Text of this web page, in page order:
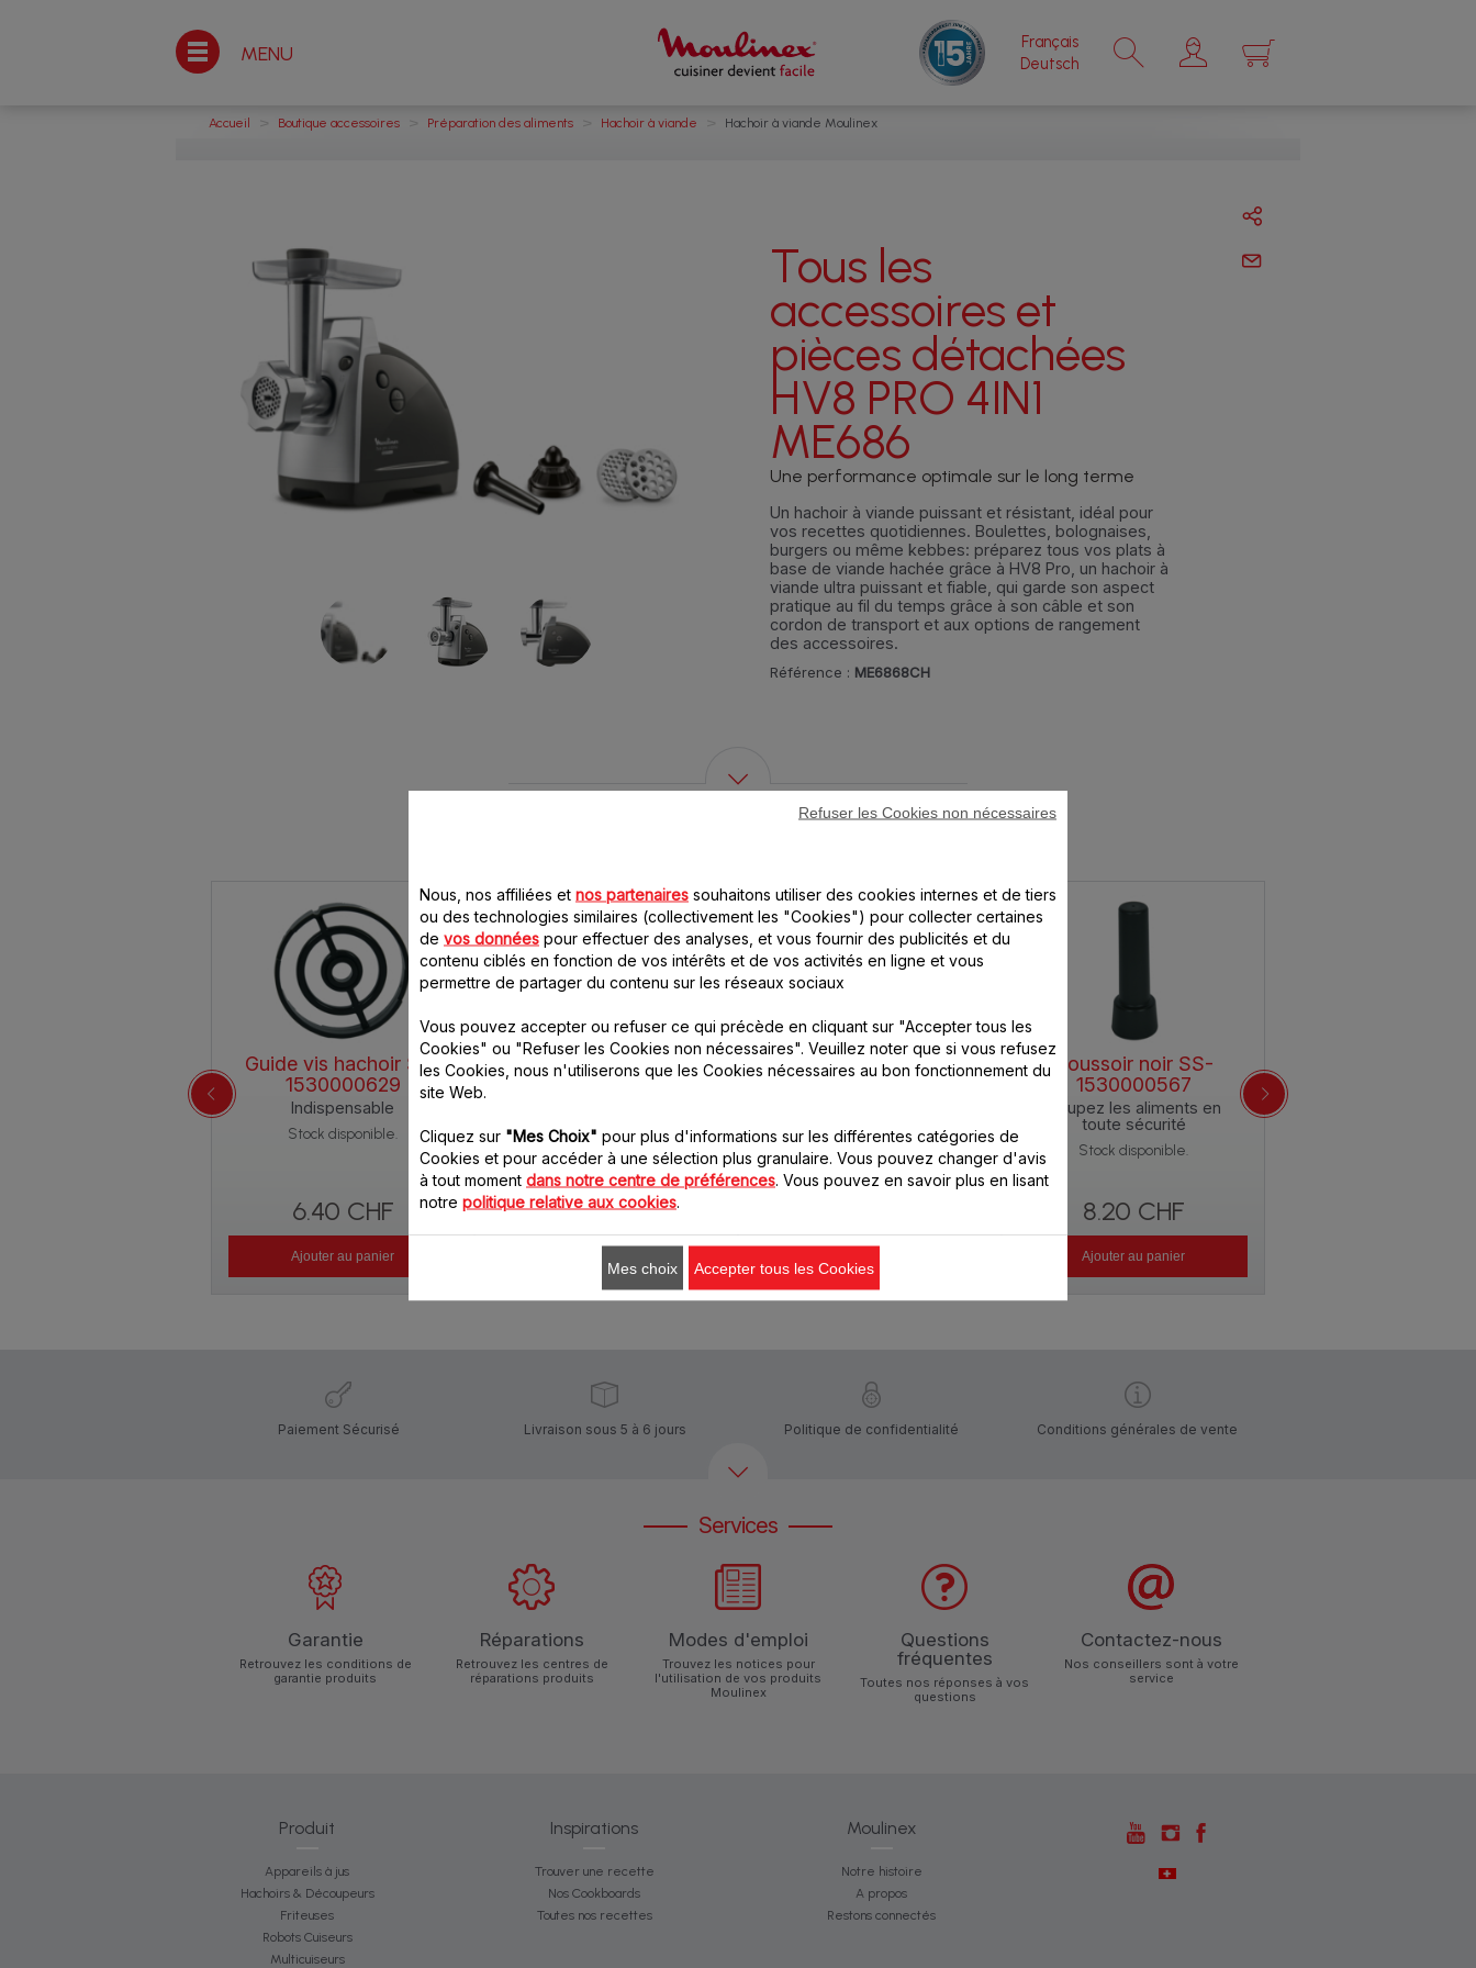
MENU
Français
Deutsch
×
Accueil > Boutique accessoires Préparation des aliments Hachoir à viande Hachoir à viande Moulinex
Tous les
accessoires et
pièces détachées
HV8 PRO 4IN1
ME686
Une performance optimale sur le long terme
Un hachoir à viande puissant et résistant, idéal pour
vos recettes quotidiennes. Boulettes, bolognaises,
burgers ou même kebbes: préparez tous vos plats à
base de viande hachée grâce à HV8 Pro, un hachoir à
viande ultra puissant et fiable, qui garde son aspect
pratique au fil du temps grâce à son câble et son
cordon de transport et aux options de rangement
des accessoires.
Référence : ME6868CH
Guide vis hachoir SS-
1530000629
Indispensable
Stock disponible.
6.40 CHF
Ajouter au panier
Tube saucisse gris
SS-1530000569
maison
Stock disponible.
5.50 CHF
Kit kebbe noir SS-
Stock disponible.
1530000567
Coupez les aliments en
toute sécurité
Stock disponible.
8.20 CHF
Ajouter au panier
Paiement Sécurisé Livraison sous 5 à 6 jours Politique de confidentialité Conditions générales de vente
Services
Garantie
Retrouvez les conditions de
garantie produits
Réparations
Retrouvez les centres de
réparations produits
Modes d'emploi
Trouvez les notices pour
l'utilisation de vos produits
Moulinex
Questions
fréquentes
Toutes nos réponses à vos
questions
Contactez-nous
Nos conseillers sont à votre
service
Produit
Appareils à jus
Hachoirs & Découpeurs
Friteuses
Robots Cuiseurs
Multicuiseurs
Inspirations
Trouver une recette
Nos Cookboards
Toutes nos recettes
Moulinex
Notre histoire
A propos
Restons connectés
Nous, nos affiliées et nos partenaires souhaitons utiliser des cookies internes et de tiers
ou des technologies similaires (collectivement les "Cookies") pour collecter certaines
de vos données pour effectuer des analyses, et vous fournir des publicités et du
contenu ciblés en fonction de vos intérêts et de vos activités en ligne et vous
permettre de partager du contenu sur les réseaux sociaux
Vous pouvez accepter ou refuser ce qui précède en cliquant sur "Accepter tous les
Cookies" ou "Refuser les Cookies non nécessaires". Veuillez noter que si vous refusez
les Cookies, nous n'utiliserons que les Cookies nécessaires au bon fonctionnement du
site Web.
Cliquez sur "Mes Choix" pour plus d'informations sur les différentes catégories de
Cookies et pour accéder à une sélection plus granulaire. Vous pouvez changer d'avis
à tout moment dans notre centre de préférences. Vous pouvez en savoir plus en lisant
notre politique relative aux cookies.
Refuser les Cookies non nécessaires
Mes choix Accepter tous les Cookies